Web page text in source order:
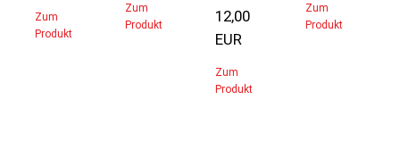
Zum
Produkt
Zum
Produkt
12,00
EUR
Zum
Produkt
Zum
Produkt